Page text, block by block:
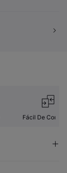
Fácil De